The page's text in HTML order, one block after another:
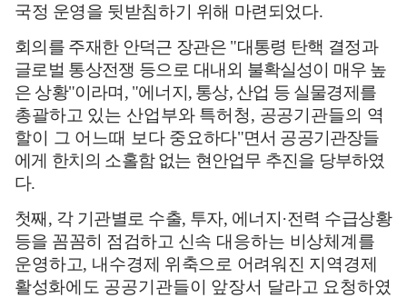
국정 운영을 뒷받침하기 위해 마련되었다.
회의를 주재한 안덕근 장관은 "대통령 탄핵 결정과
글로벌 통상전쟁 등으로 대내외 불확실성이 매우 높
은 상황"이라며 , "에너지 , 통상, 산업 등 실물경제를
총괄하고 있는 산업부와 특허청, 공공기관들의 역
할이 그 어느때 보다 중요하다"면서 공공기관장들
에게 한치의 소홀함 없는 현안업무 추진을 당부하였
다.
첫째 , 각 기관별로 수출, 투자, 에너지 ·전력 수급상황
등을 꼼꼼히 점검하고 신속 대응하는 비상체계를
운영하고, 내 수경제 위축으로 어려워진 지역경제
활성화에도 공공기관들이 앞장서 달라고 요청하였